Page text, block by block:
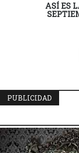
ASÍ ES
PUBLICIDAD